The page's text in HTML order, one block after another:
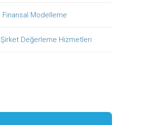
Finansal Modelleme
Şirket Değerleme Hizmetleri